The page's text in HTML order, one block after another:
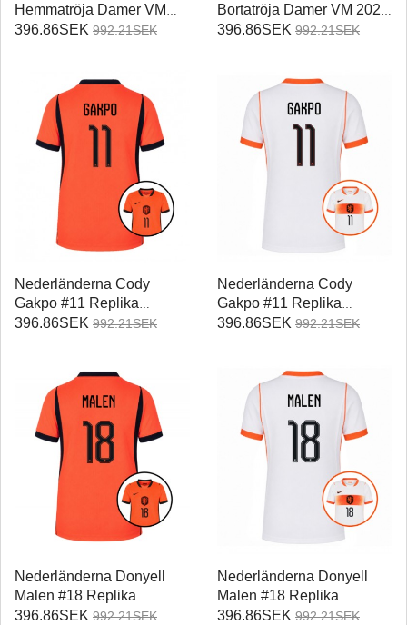
Hemmatröja Damer VM
2026 Kortärmad
396.86SEK 992.21SEK
Bortatröja Damer VM 2026
Kortärmad
396.86SEK 992.21SEK
Nederländerna Cody
Gakpo #11 Replika
Hemmatröja Damer VM
396.86SEK 992.21SEK
Nederländerna Cody
Gakpo #11 Replika
Bortatröja Damer VM 2026
396.86SEK 992.21SEK
Nederländerna Donyell
Malen #18 Replika
Hemmatröja Damer VM
396.86SEK 992.21SEK
Nederländerna Donyell
Malen #18 Replika
Bortatröja Damer VM 2026
396.86SEK 992.21SEK